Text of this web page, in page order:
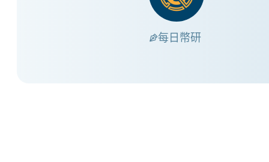
每日幣研